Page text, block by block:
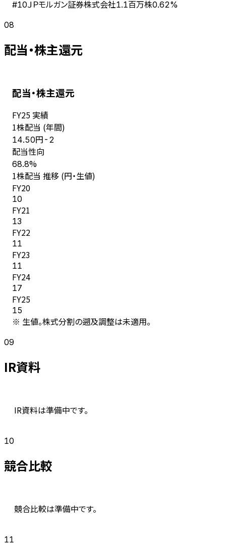
#10ＪＰモルガン証券株式会社1.1百万株0.62%
08
配当・株主還元
配当・株主還元
FY25 実績
1株配当 (年間)
14.50円 -2
配当性向
68.8%
1株配当 推移 (円・生値)
FY20
10
FY21
13
FY22
11
FY23
11
FY24
17
FY25
15
※ 生値。株式分割の遡及調整は未適用。
09
IR資料
IR資料は準備中です。
10
競合比較
競合比較は準備中です。
11